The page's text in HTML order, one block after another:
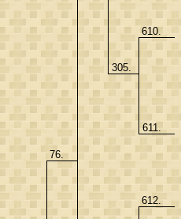
76.
305.
610.
611.
612.